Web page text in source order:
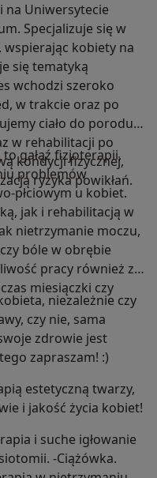
na Uniwersytecie
Specjalizuje się w
kobiety na
się tematyką
wchodzi szeroko
w trakcie oraz po
ciało do porodu,
w rehabilitacji po
kondycji fizycznej,
ryzyka powikłań.
gałąź fizjoterapii,
problemów
płciowym u kobiet.
jak i rehabilitacją w
nietrzymanie moczu,
bóle w obrębie
pracy również z
miesiączki czy
niezależnie czy
czy nie, sama
zdrowie jest
zapraszam! :)
estetyczną twarzy,
i jakość życia kobiet!
i suche igłowanie
-Ciążówka.